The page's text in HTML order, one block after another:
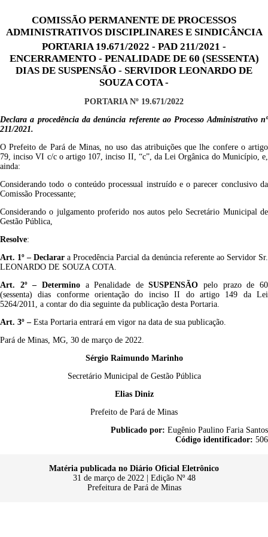
COMISSÃO PERMANENTE DE PROCESSOS
ADMINISTRATIVOS DISCIPLINARES E SINDICÂNCIA
PORTARIA 19.671/2022 - PAD 211/2021 -
ENCERRAMENTO - PENALIDADE DE 60 (SESSENTA)
DIAS DE SUSPENSÃO - SERVIDOR LEONARDO DE
SOUZA COTA -
PORTARIA Nº 19.671/2022
Declara a procedência da denúncia referente ao Processo Administrativo nº
211/2021.
O Prefeito de Pará de Minas, no uso das atribuições que lhe confere o artigo
79, inciso VI c/c o artigo 107, inciso II, “c”, da Lei Orgânica do Município, e,
ainda:
Considerando todo o conteúdo processual instruído e o parecer conclusivo da
Comissão Processante;
Considerando o julgamento proferido nos autos pelo Secretário Municipal de
Gestão Pública,
Resolve:
Art. 1º – Declarar a Procedência Parcial da denúncia referente ao Servidor Sr.
LEONARDO DE SOUZA COTA.
Art. 2º – Determinoa Penalidade deSUSPENSÃO pelo prazo de 60
(sessenta) dias conforme orientação do inciso II do artigo 149 da Lei
5264/2011, a contar do dia seguinte da publicação desta Portaria.
Art. 3º – Esta Portaria entrará em vigor na data de sua publicação.
Pará de Minas, MG, 30 de março de 2022.
Sérgio Raimundo Marinho
Secretário Municipal de Gestão Pública
Elias Diniz
Prefeito de Pará de Minas
Publicado por: Eugênio Paulino Faria Santos
Código identificador: 506
Matéria publicada no Diário Oficial Eletrônico
31 de março de 2022 | Edição Nº 48
Prefeitura de Pará de Minas